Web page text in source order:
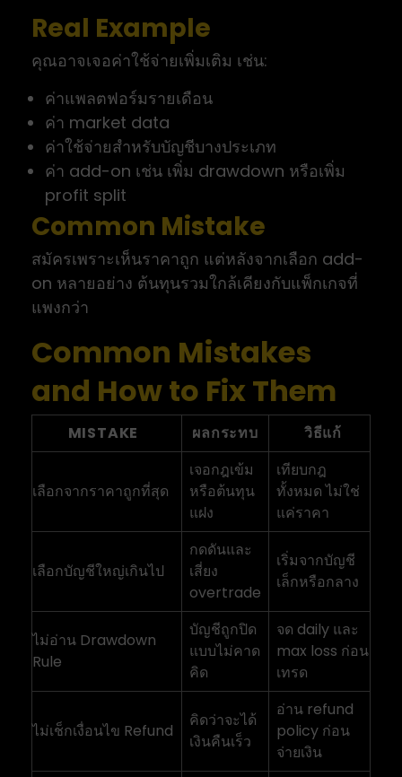
Real Example
คุณอาจเจอค่าใช้จ่ายเพิ่มเติม เช่น:
ค่าแพลตฟอร์มรายเดือน
ค่า market data
ค่าใช้จ่ายสำหรับบัญชีบางประเภท
ค่า add-on เช่น เพิ่ม drawdown หรือเพิ่ม
profit split
Common Mistake
สมัครเพราะเห็นราคาถูก แต่หลังจากเลือก add-
on หลายอย่าง ต้นทุนรวมใกล้เคียงกับแพ็กเกจที่
แพงกว่า
Common Mistakes
and How to Fix Them
MISTAKE ผลกระทบ วิธีแก้
เลือกจากราคาถูกที่สุด
เจอกฎเข้ม
หรือต้นทุน
แฝง
เทียบกฎ
ทั้งหมด ไม่ใช่
แค่ราคา
เลือกบัญชีใหญ่เกินไป
กดดันและ
เสี่ยง
overtrade
เริ่มจากบัญชี
เล็กหรือกลาง
ไม่อ่าน Drawdown
Rule
บัญชีถูกปิด
แบบไม่คาด
คิด
จด daily และ
max loss ก่อน
เทรด
ไม่เช็กเงื่อนไข Refund
คิดว่าจะได้
เงินคืนเร็ว
อ่าน refund
policy ก่อน
จ่ายเงิน